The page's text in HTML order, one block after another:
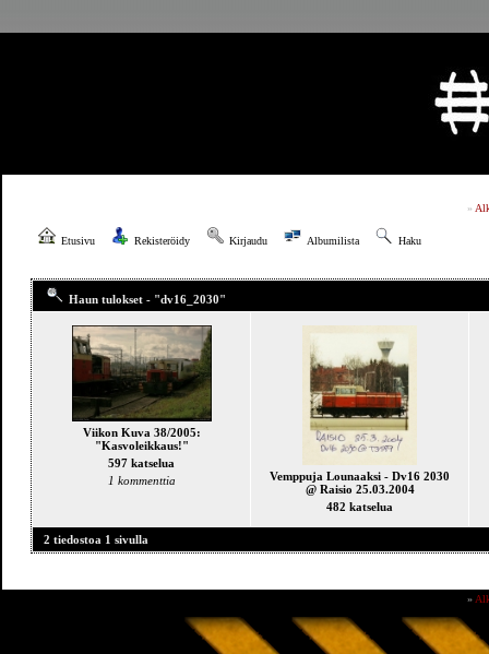
»
Etusivu Rekisteröidy Kirjaudu Albumilista Haku
Haun tulokset - "dv16_2030"
Viikon Kuva 38/2005:
"Kasvoleikkaus!"
597 katselua
1 kommenttia
Vemppuja Lounaaksi - Dv16 2030
@ Raisio 25.03.2004
482 katselua
2 tiedostoa 1 sivulla
»